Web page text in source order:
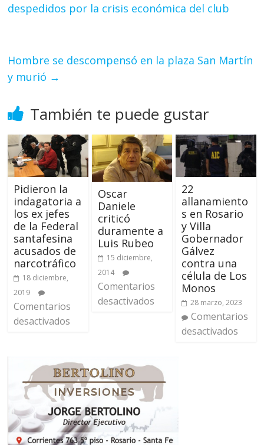
despedidos por la crisis económica del club
Hombre se descompensó en la plaza San Martín
y murió →
También te puede gustar
Pidieron la
indagatoria a
los ex jefes
de la Federal
santafesina
acusados de
narcotráfico
18 diciembre,
2019
Comentarios
desactivados
Oscar
Daniele
criticó
duramente a
Luis Rubeo
15 diciembre,
2014
Comentarios
desactivados
22
allanamiento
s en Rosario
y Villa
Gobernador
Gálvez
contra una
célula de Los
Monos
28 marzo, 2023
Comentarios
desactivados